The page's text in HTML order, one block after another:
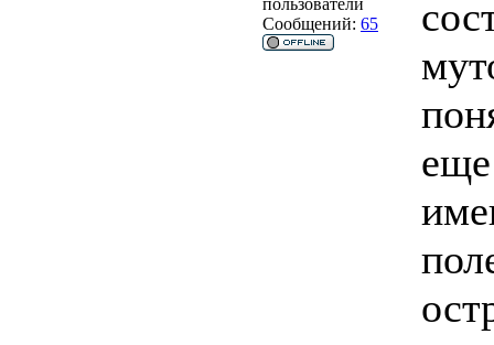
пользователи
Сообщений: 65